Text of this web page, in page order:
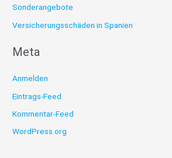
Sonderangebote
Versicherungsschäden in Spanien
Meta
Anmelden
Eintrags-Feed
Kommentar-Feed
WordPress.org